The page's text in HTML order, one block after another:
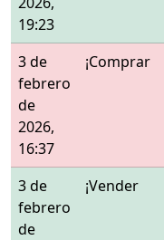
19:23
3 de
febrero
de
2026,
16:37
¡Comprar
3 de
febrero
de
¡Vender